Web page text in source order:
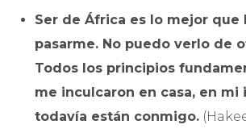
Ser de África es lo mejor que
pasarme. No puedo verlo de
Todos los principios
me inculcaron en casa, en mi
todavía están conmigo.